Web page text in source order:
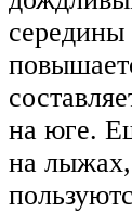
середины
на юге.
на